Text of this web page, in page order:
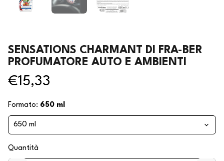
SENSATIONS CHARMANT DI FRA-BER
PROFUMATORE AUTO E AMBIENTI
€15,33
Formato: 650 ml
Quantità